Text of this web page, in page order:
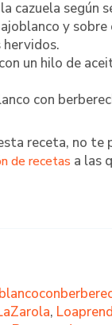
cazuela según
y
hervidos.
un hilo de
receta, no te
de recetas a las
,